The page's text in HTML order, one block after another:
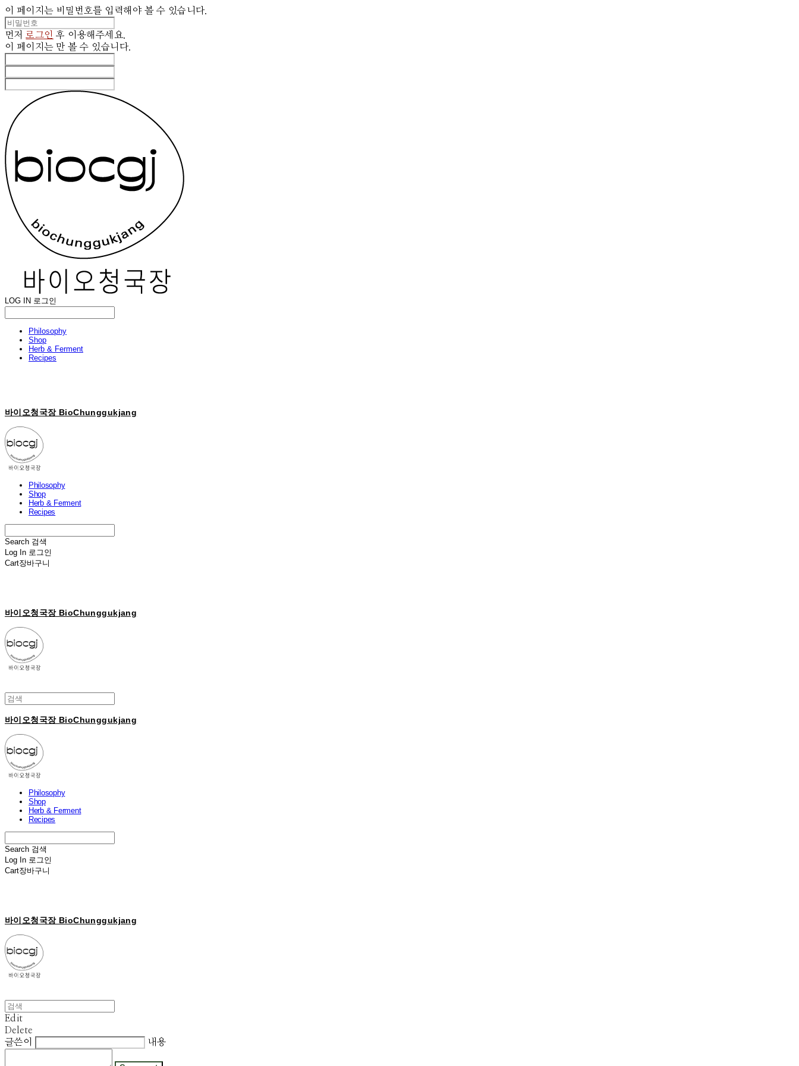
이 페이지는 비밀번호를 입력해야 볼 수 있습니다.
먼저 로그인 후 이용해주세요.
이 페이지는만 볼 수 있습니다.
LOG IN 로그인
Philosophy
Shop
Herb & Ferment
Recipes
바이오청국장 BioChunggukjang
Philosophy
Shop
Herb & Ferment
Recipes
Search 검색
Log In 로그인
Cart장바구니
바이오청국장 BioChunggukjang
바이오청국장 BioChunggukjang
Philosophy
Shop
Herb & Ferment
Recipes
Search 검색
Log In 로그인
Cart장바구니
바이오청국장 BioChunggukjang
Edit
Delete
글쓴이
내용